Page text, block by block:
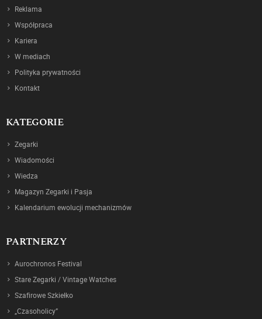
Reklama
Współpraca
Kariera
W mediach
Polityka prywatności
Kontakt
KATEGORIE
Zegarki
Wiadomości
Wiedza
Magazyn Zegarki i Pasja
Kalendarium ewolucji mechanizmów
PARTNERZY
Aurochronos Festival
Stare Zegarki / Vintage Watches
Szafirowe Szkiełko
„Czasoholicy”